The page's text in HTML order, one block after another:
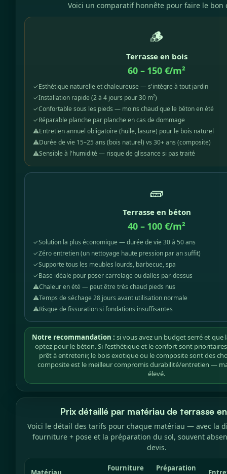
Voici un comparatif honnête pour faire le bon
🪵
Terrasse en bois
60 – 150 €/m²
✓Esthétique naturelle et chaleureuse — s'intègre à tout jardin
✓Installation rapide (2 à 4 jours pour 30 m²)
✓Confortable sous les pieds — moins chaud que le béton en été
✓Réparable planche par planche en cas de dommage
⚠Entretien annuel obligatoire (huile, lasure) pour le bois naturel
⚠Durée de vie 15–25 ans (bois naturel) vs 30+ ans (composite)
⚠Sensible à l'humidité — risque de glissance si pas traité
🧱
Terrasse en béton
40 – 100 €/m²
✓Solution la plus économique — durée de vie 30 à 50 ans
✓Zéro entretien (un nettoyage haute pression par an suffit)
✓Supporte tous les meubles lourds, barbecue, spa
✓Base idéale pour poser carrelage ou dalles par-dessus
⚠Chaleur en été — peut être très chaud pieds nus
⚠Temps de séchage 28 jours avant utilisation normale
⚠Risque de fissuration si fondations insuffisantes
Notre recommandation : si vous avez un budget serré et que
optez pour le béton. Si l'esthétique et le confort sont
prêt à entretenir, le bois exotique ou le composite sont des
composite est le meilleur compromis durabilité/entretien —
élevé.
Prix détaillé par matériau de terrasse
Voici le détail des tarifs pour chaque matériau — avec la
fourniture + pose et la préparation du sol, souvent
devis.
Fourniture
Préparation